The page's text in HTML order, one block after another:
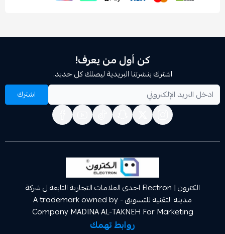
كن أول من يعرف!
اشترك بنشرتنا البريدية ليصلك كل جديد.
الكترون | Electron احدى العلامات التجارية التابعة ل شركة
مدينة التقنية للتسويق A trademark owned by -
Company MADINA AL-TAKNEH For
روابط تهمك